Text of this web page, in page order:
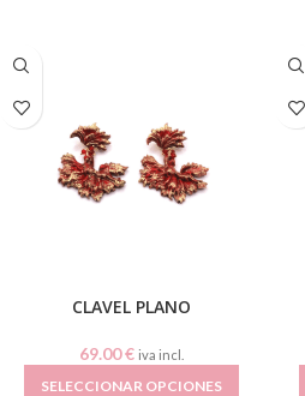
CLAVEL PLANO
69.00€ iva incl.
SELECCIONAR OPCIONES